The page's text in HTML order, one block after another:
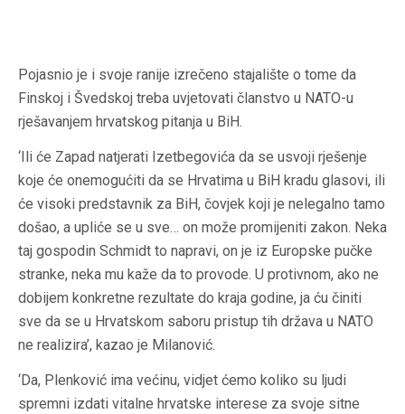
Pojasnio je i svoje ranije izrečeno stajalište o tome da
Finskoj i Švedskoj treba uvjetovati članstvo u NATO-u
rješavanjem hrvatskog pitanja u BiH.
‘Ili će Zapad natjerati Izetbegovića da se usvoji rješenje
koje će onemogućiti da se Hrvatima u BiH kradu glasovi, ili
će visoki predstavnik za BiH, čovjek koji je nelegalno tamo
došao, a upliće se u sve… on može promijeniti zakon. Neka
taj gospodin Schmidt to napravi, on je iz Europske pučke
stranke, neka mu kaže da to provode. U protivnom, ako ne
dobijem konkretne rezultate do kraja godine, ja ću činiti
sve da se u Hrvatskom saboru pristup tih država u NATO
ne realizira’, kazao je Milanović.
‘Da, Plenković ima većinu, vidjet ćemo koliko su ljudi
spremni izdati vitalne hrvatske interese za svoje sitne